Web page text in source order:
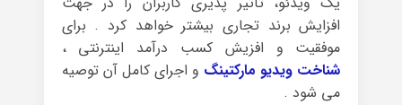
افزایش برند تجاری بیشتر خواهد کرد . برای
موفقیت و افزیش کسب درآمد اینترنتی ،
شناخت ویدیو مارکتینگ و اجرای کامل آن توصیه
می شود .